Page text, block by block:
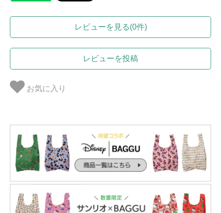
レビューを見る(0件)
レビューを投稿
お気に入り